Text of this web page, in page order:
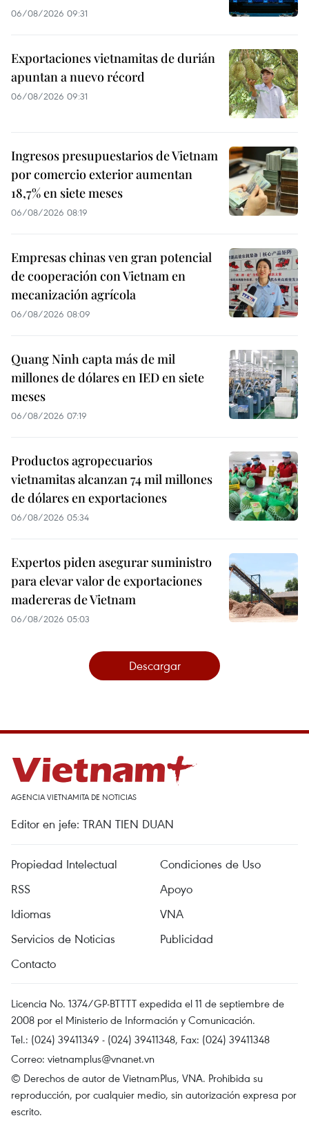
06/08/2026 09:31
Exportaciones vietnamitas de durián
apuntan a nuevo récord
06/08/2026 09:31
Ingresos presupuestarios de Vietnam
por comercio exterior aumentan
18,7% en siete meses
06/08/2026 08:19
Empresas chinas ven gran potencial
de cooperación con Vietnam en
mecanización agrícola
06/08/2026 08:09
Quang Ninh capta más de mil
millones de dólares en IED en siete
meses
06/08/2026 07:19
Productos agropecuarios
vietnamitas alcanzan 74 mil millones
de dólares en exportaciones
06/08/2026 05:34
Expertos piden asegurar suministro
para elevar valor de exportaciones
madereras de Vietnam
06/08/2026 05:03
Descargar
AGENCIA VIETNAMITA DE NOTICIAS
Editor en jefe: TRAN TIEN DUAN
Propiedad Intelectual
Condiciones de Uso
RSS
Apoyo
Idiomas
VNA
Servicios de Noticias
Publicidad
Contacto
Licencia No. 1374/GP-BTTTT expedida el 11 de septiembre de
2008 por el Ministerio de Información y Comunicación.
Tel.: (024) 39411349 - (024) 39411348, Fax: (024) 39411348
Correo: vietnamplus@vnanet.vn
© Derechos de autor de VietnamPlus, VNA. Prohibida su
reproducción, por cualquier medio, sin autorización expresa por
escrito.